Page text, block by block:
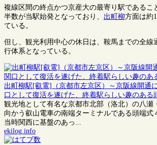
複線区間の終点かつ京産大の最寄り駅であるこ
半数が当駅始発となっており、 出町柳方面は約
ている。
但し、観光利用中心の休日は、鞍馬までの全線
行体系となっている。
出町柳駅[叡電]（京都市左京区）～京阪線開通
口として復活を遂げた、終着駅らしい趣のある
観光地として有名な京都市北部（洛北）の八瀬
向かう叡山電車の南端ターミナルである頭端式
当時関西に基盤のあっ...
ekilog.info